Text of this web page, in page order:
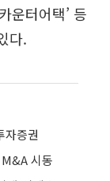
운터어택’ 등
다.
자증권
시동